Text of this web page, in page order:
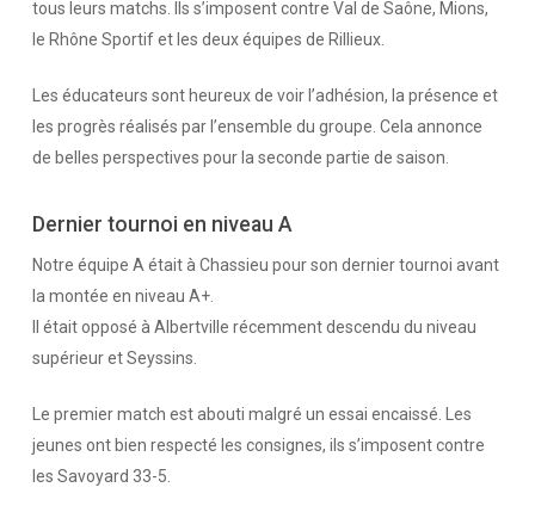
tous leurs matchs. Ils s’imposent contre Val de Saône, Mions,
le Rhône Sportif et les deux équipes de Rillieux.
Les éducateurs sont heureux de voir l’adhésion, la présence et
les progrès réalisés par l’ensemble du groupe. Cela annonce
de belles perspectives pour la seconde partie de saison.
Dernier tournoi en niveau A
Notre équipe A était à Chassieu pour son dernier tournoi avant
la montée en niveau A+.
Il était opposé à Albertville récemment descendu du niveau
supérieur et Seyssins.
Le premier match est abouti malgré un essai encaissé. Les
jeunes ont bien respecté les consignes, ils s’imposent contre
les Savoyard 33-5.